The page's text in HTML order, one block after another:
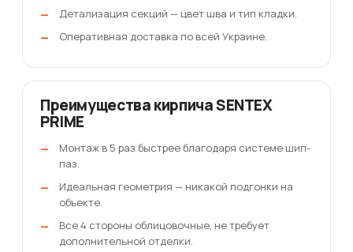
Детализация секций — цвет шва и тип кладки.
Оперативная доставка по всей Украине.
Преимущества кирпича SENTEX
PRIME
Монтаж в 5 раз быстрее благодаря системе шип-
паз.
Идеальная геометрия — никакой подгонки на
объекте.
Все 4 стороны облицовочные, не требует
дополнительной отделки.